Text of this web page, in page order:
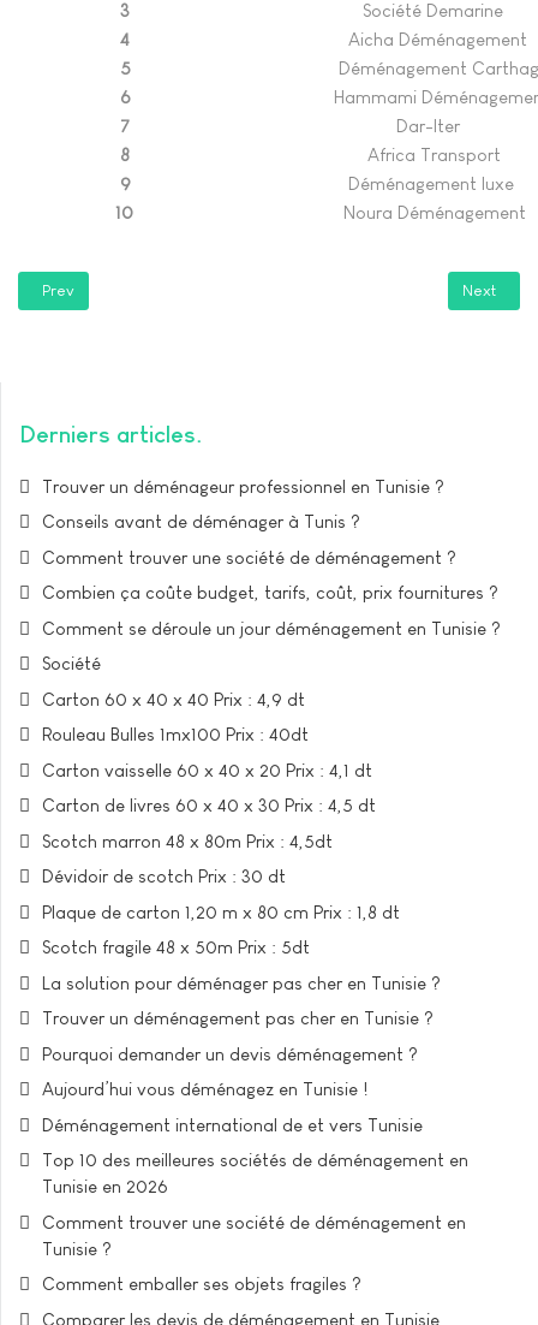
3
Société Demarine
4
Aicha Déménagement
5
Déménagement
6
Hammami
7
Dar-Iter
8
Africa Transport
9
Déménagement luxe
10
Noura Déménagement
Previous article: Déménagement international de et vers Tunisie
Prev Next
Next
Derniers articles
Trouver un déménageur professionnel en Tunisie ?
Conseils avant de déménager à Tunis ?
Comment trouver une société de déménagement ?
Combien ça coûte budget, tarifs, coût, prix fournitures ?
Comment se déroule un jour déménagement en Tunisie ?
Société
Carton 60 x 40 x 40 Prix : 4,9 dt
Rouleau Bulles 1mx100 Prix : 40dt
Carton vaisselle 60 x 40 x 20 Prix : 4,1 dt
Carton de livres 60 x 40 x 30 Prix : 4,5 dt
Scotch marron 48 x 80m Prix : 4,5dt
Dévidoir de scotch Prix : 30 dt
Plaque de carton 1,20 m x 80 cm Prix : 1,8 dt
Scotch fragile 48 x 50m Prix : 5dt
La solution pour déménager pas cher en Tunisie ?
Trouver un déménagement pas cher en Tunisie ?
Pourquoi demander un devis déménagement ?
Aujourd’hui vous déménagez en Tunisie !
Déménagement international de et vers Tunisie
Top 10 des meilleures sociétés de déménagement en
Tunisie en 2026
Comment trouver une société de déménagement en
Tunisie ?
Comment emballer ses objets fragiles ?
Comparer les devis de déménagement en Tunisie